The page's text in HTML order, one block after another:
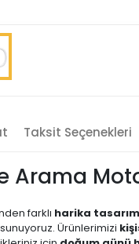
Taksit Seçenekleri
Arama
farklı harika
Ürünlerimizi